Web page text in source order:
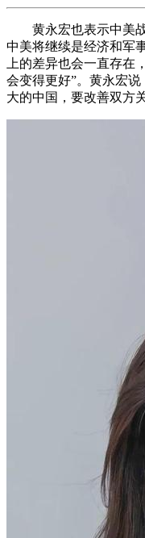
黄永宏也表示中美战
中美将继续是经济和军
上的差异也会一直存在
会变得更好”。黄永宏
大的中国，要改善双方